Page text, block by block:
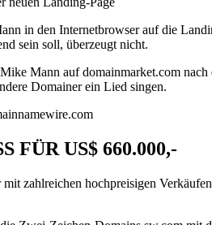
in den Internetbrowser auf die
sein soll, überzeugt nicht.
Mann auf domainmarket.com
Domainer ein Lied singen.
FÜR US$ 660.000,-
zahlreichen hochpreisigen